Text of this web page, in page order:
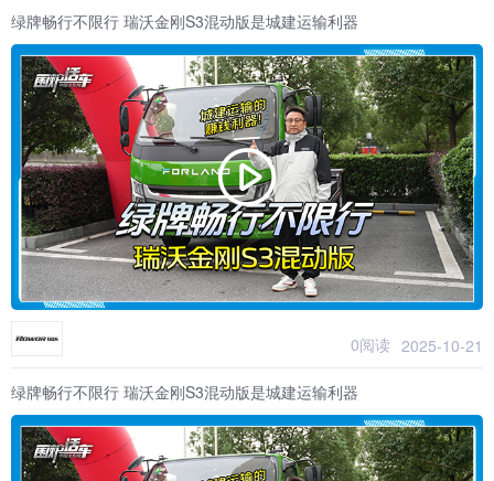
绿牌畅行不限行 瑞沃金刚S3混动版是城建运输利器
0阅读 2025-10-21
绿牌畅行不限行 瑞沃金刚S3混动版是城建运输利器